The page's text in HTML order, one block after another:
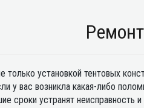
только установкой тентовых
у вас возникла какая-либо
сроки устранят неисправность